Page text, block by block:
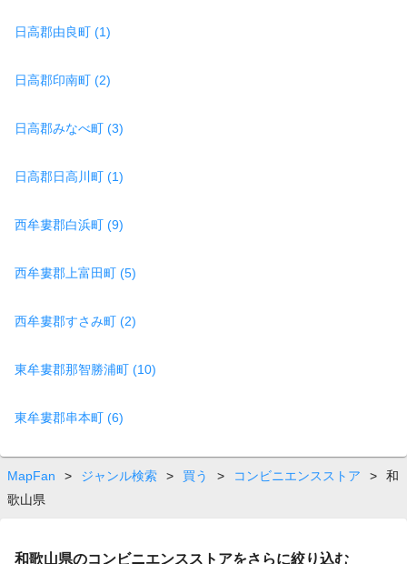
日高郡由良町 (1)
日高郡印南町 (2)
日高郡みなべ町 (3)
日高郡日高川町 (1)
西牟婁郡白浜町 (9)
西牟婁郡上富田町 (5)
西牟婁郡すさみ町 (2)
東牟婁郡那智勝浦町 (10)
東牟婁郡串本町 (6)
MapFan > ジャンル検索 > 買う > コンビニエンスストア >
和
歌山県
和歌山県のコンビニエンスストアをさらに絞り込む